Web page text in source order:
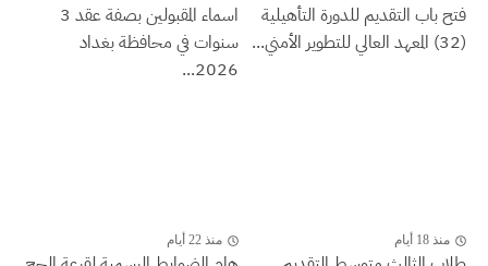
فتح باب التقديم للدورة التأهيلية
(32) المعهد العالي للتطوير الأمني...
اسماء المقبولين بصفة عقد 3
سنوات في محافظة بغداد
2026...
منذ 18 أيام منذ 22 أيام